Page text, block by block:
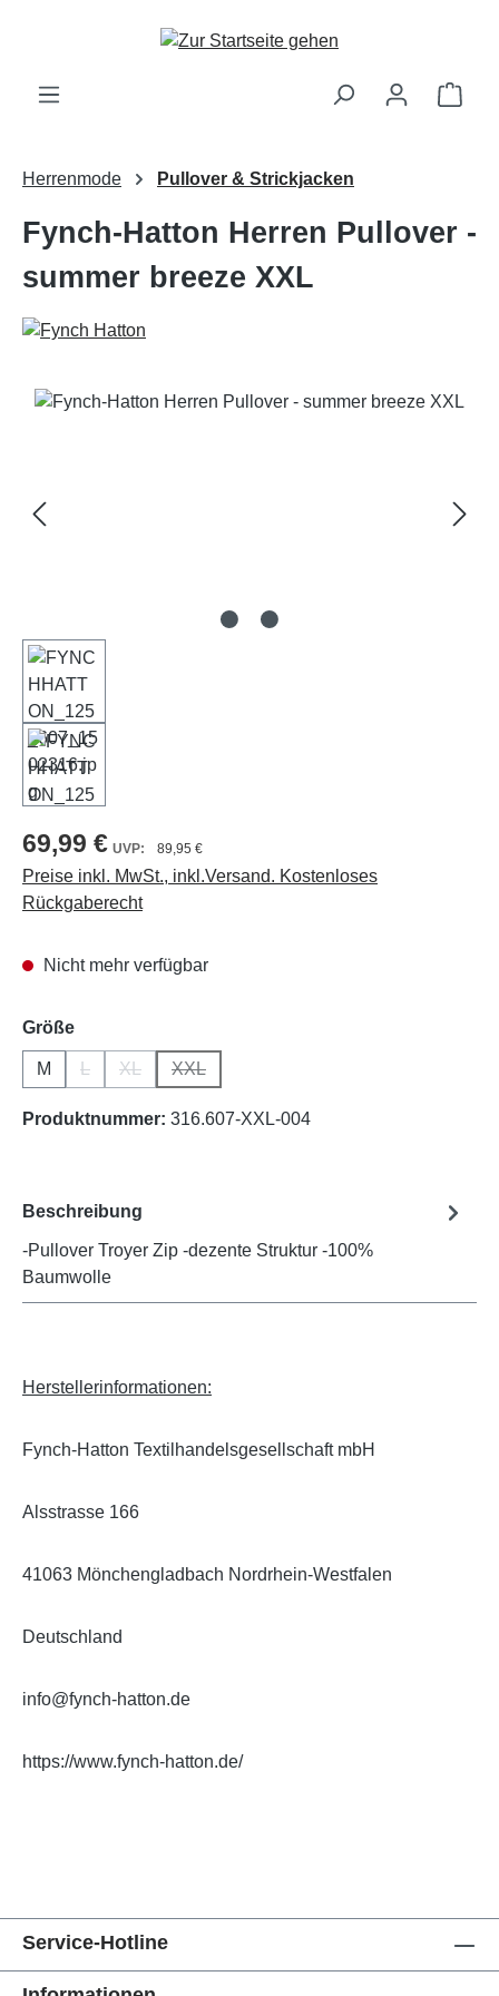
Zum Hauptinhalt springen
Herrenmode Pullover & Strickjacken
Fynch-Hatton Herren Pullover -
summer breeze XXL
Bildergalerie überspringen
69,99 € 89,95 €
Preise inkl. MwSt., inkl.Versand. Kostenloses
Rückgaberecht
Nicht mehr verfügbar
Größeauswählen
M L
(Diese Option ist zurzeit nicht verfügbar.)
XL
(Diese Option ist zurzeit nicht verfügbar.)
XXL
(Diese Option ist zurzeit nicht verfügbar.)
Produktnummer: 316.607-XXL-004
Beschreibung
-Pullover Troyer Zip -dezente Struktur -100%
Baumwolle
Herstellerinformationen:
Fynch-Hatton Textilhandelsgesellschaft mbH
Alsstrasse 166
41063 Mönchengladbach Nordrhein-Westfalen
Deutschland
info@fynch-hatton.de
https://www.fynch-hatton.de/
Service-Hotline